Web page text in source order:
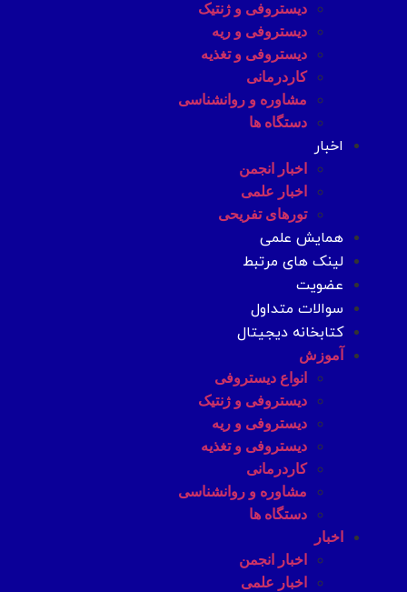
دیستروفی و ژنتیک
دیستروفی و ریه
دیستروفی و تغذیه
کاردرمانی
مشاوره و روانشناسی
دستگاه ها
اخبار
اخبار انجمن
اخبار علمی
تورهای تفریحی
همایش علمی
لینک های مرتبط
عضویت
سوالات متداول
کتابخانه دیجیتال
آموزش
انواع دیستروفی
دیستروفی و ژنتیک
دیستروفی و ریه
دیستروفی و تغذیه
کاردرمانی
مشاوره و روانشناسی
دستگاه ها
اخبار
اخبار انجمن
اخبار علمی